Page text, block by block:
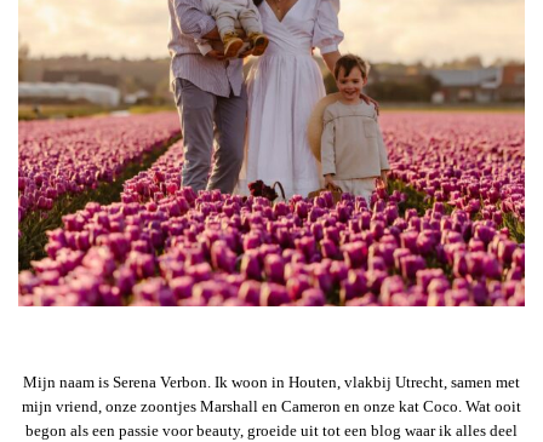
Mijn naam is Serena Verbon. Ik woon in Houten, vlakbij Utrecht, samen met
mijn vriend, onze zoontjes Marshall en Cameron en onze kat Coco. Wat ooit
begon als een passie voor beauty, groeide uit tot een blog waar ik alles deel